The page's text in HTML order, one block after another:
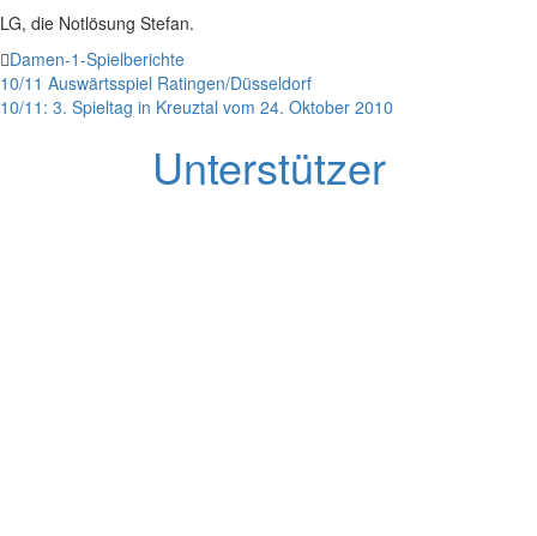
LG, die Notlösung Stefan.
Damen-1-Spielberichte
Beitragsnavigation
10/11 Auswärtsspiel Ratingen/Düsseldorf
10/11: 3. Spieltag in Kreuztal vom 24. Oktober 2010
Unterstützer